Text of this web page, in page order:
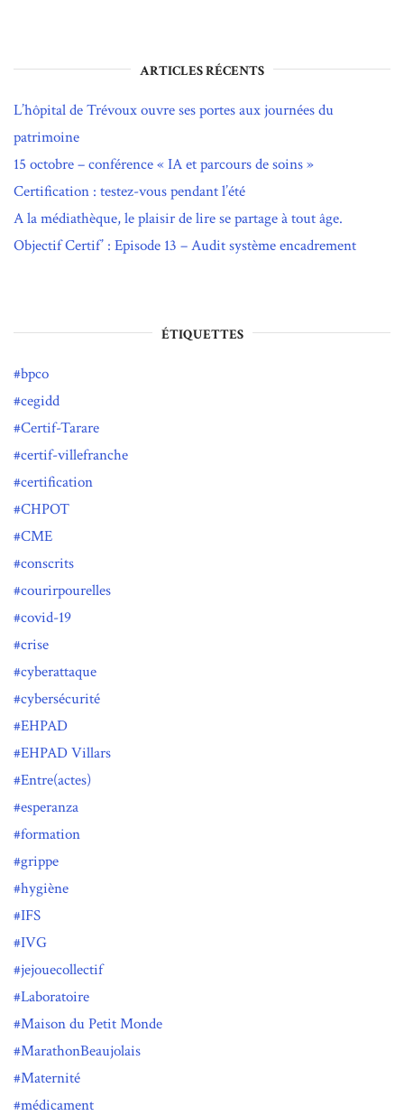
ARTICLES RÉCENTS
L’hôpital de Trévoux ouvre ses portes aux journées du
patrimoine
15 octobre – conférence « IA et parcours de soins »
Certification : testez-vous pendant l’été
A la médiathèque, le plaisir de lire se partage à tout âge.
Objectif Certif’ : Episode 13 – Audit système encadrement
ÉTIQUETTES
bpco
cegidd
Certif-Tarare
certif-villefranche
certification
CHPOT
CME
conscrits
courirpourelles
covid-19
crise
cyberattaque
cybersécurité
EHPAD
EHPAD Villars
Entre(actes)
esperanza
formation
grippe
hygiène
IFS
IVG
jejouecollectif
Laboratoire
Maison du Petit Monde
MarathonBeaujolais
Maternité
médicament